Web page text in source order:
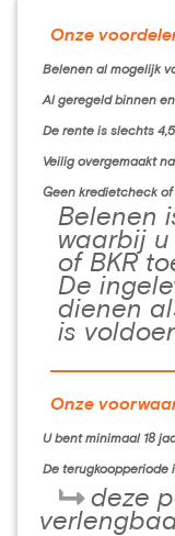
Onze
Belenen al mogelijk
Al geregeld binnen
De rente is slechts
Veilig overgemaakt
Geen kredietcheck of
Belenen
waarbij
of BKR
De
dienen
is
Onze
U bent minimaal 18
De terugkoopperiode
deze